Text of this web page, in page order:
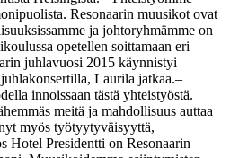
Resonaarin muusikot ovat
ja johtoryhmämme on
opetellen soittamaan eri
juhlavuosi 2015 käynnistyi
Laurila jatkaa.–
innoissaan tästä yhteistyöstä.
meitä ja mahdollisuus auttaa
myös työtyytyväisyyttä,
Hotel Presidentti on Resonaarin